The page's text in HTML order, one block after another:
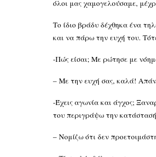
όλοι μας χαμογελούσαμε,
Το ίδιο βράδυ δέχθηκα ένα
και να πάρω την ευχή του.
-Πώς είσαι; Με ρώτησε με
– Με την ευχή σας, καλά!
-Έχεις αγωνία και άγχος;
του περιγράψω την
– Νομίζω ότι δεν